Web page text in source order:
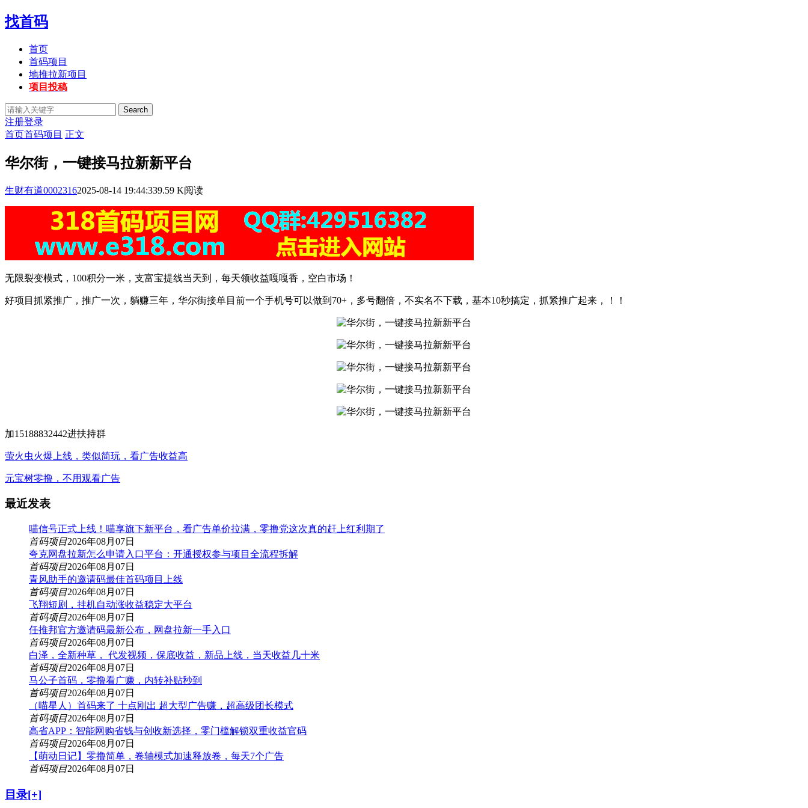
找首码
首页
首码项目
地推拉新项目
项目投稿
Search
注册登录
首页首码项目 正文
华尔街，一键接马拉新新平台
生财有道00023162025-08-14 19:44:339.59 K阅读
无限裂变模式，100积分一米，支富宝提线当天到，每天领收益嘎嘎香，空白市场！
好项目抓紧推广，推广一次，躺赚三年，华尔街接单目前一个手机号可以做到70+，多号翻倍，不实名不下载，基本10秒搞定，抓紧推广起来，！！
加15188832442进扶持群
萤火虫火爆上线，类似简玩，看广告收益高
元宝树零撸，不用观看广告
最近发表
喵信号正式上线！喵享旗下新平台，看广告单价拉满，零撸党这次真的赶上红利期了
首码项目2026年08月07日
夸克网盘拉新怎么申请入口平台：开通授权参与项目全流程拆解
首码项目2026年08月07日
青风助手的邀请码最佳首码项目上线
首码项目2026年08月07日
飞翔短剧，挂机自动涨收益稳定大平台
首码项目2026年08月07日
任推邦官方邀请码最新公布，网盘拉新一手入口
首码项目2026年08月07日
白泽，全新种草， 代发视频，保底收益，新品上线，当天收益几十米
首码项目2026年08月07日
马公子首码，零撸看广赚，内转补贴秒到
首码项目2026年08月07日
（喵星人）首码来了 十点刚出 超大型广告赚，超高级团长模式
首码项目2026年08月07日
高省APP：智能网购省钱与创收新选择，零门槛解锁双重收益官码
首码项目2026年08月07日
【萌动日记】零撸简单，卷轴模式加速释放卷，每天7个广告
首码项目2026年08月07日
目录[+]